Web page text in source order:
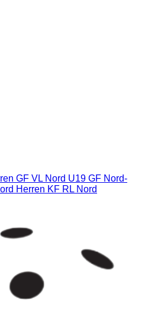
GF VL Nord U19 GF Nord-
Herren KF RL Nord